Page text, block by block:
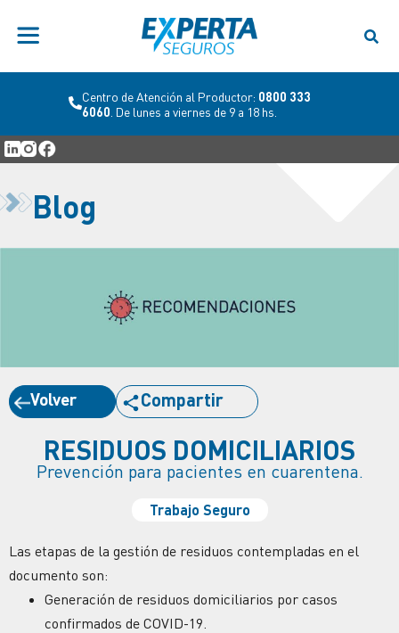
Centro de Atención al Productor: 0800 333
6060 . De lunes a viernes de 9 a 18 hs.
Blog
Volver Compartir
RESIDUOS DOMICILIARIOS
Prevención para pacientes en cuarentena.
Trabajo Seguro
Las etapas de la gestión de residuos contempladas en el
documento son:
Generación de residuos domiciliarios por casos
confirmados de COVID-19.